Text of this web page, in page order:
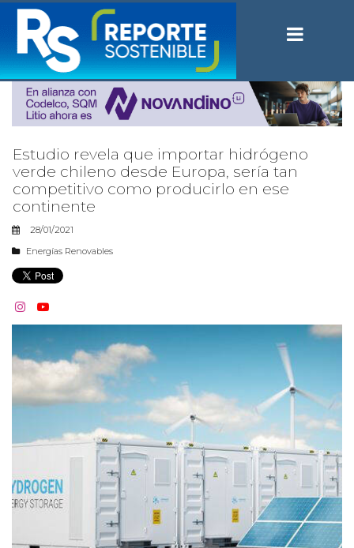
Estudio revela que importar hidrógeno
verde chileno desde Europa, sería tan
competitivo como producirlo en ese
continente
28/01/2021
Energías Renovables
 